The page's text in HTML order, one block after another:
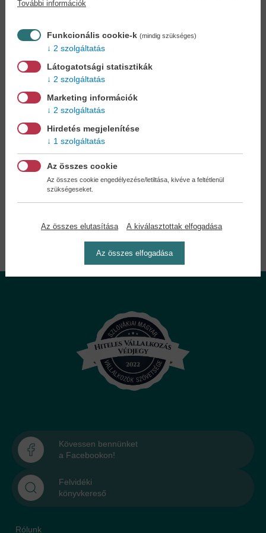
könyve beszerzését!Könyvkereső-szolgálat
Otthonában, kényelmesen
könyvet - tumultus nélkül!
Kedvezmények, nyereményjátékok,
Ön is!
A legelőnyösebb postaköltséggel
Önnek semmiféle kötelezettsége a Családi
Kövessen bennünket
a Facebookon!
Felvidéki
könyvkereső
Rólunk
További információk
Funkcionális cookie-k (mindig szükséges)
2 szolgáltatás
Látogatotsági statisztikák
2 szolgáltatás
Marketing információk
2 szolgáltatás
Hirdetés megjelenítése
1 szolgáltatás
Az összes cookie
Az összes cookie engedélyezése/letiltása, kivéve a feltétlenül
szükségeseket.
Az összes elutasítása A kiválasztottak elfogadása
Az összes elfogadása